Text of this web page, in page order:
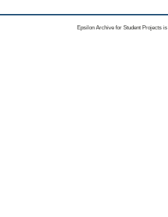
Epsilon Archive for Student Projects is